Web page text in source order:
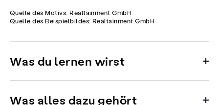
Quelle des Motivs: Realtainment GmbH
Quelle des Beispielbildes: Realtainment GmbH
Was du lernen wirst
Was alles dazu gehört